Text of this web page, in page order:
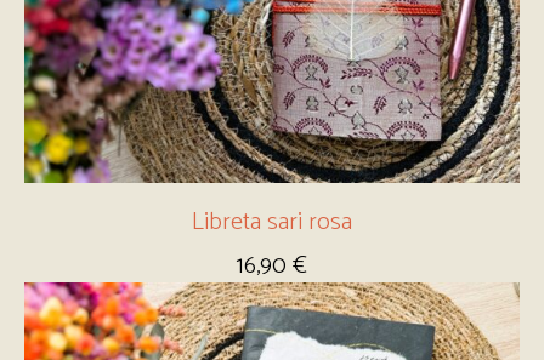
Libreta sari rosa
16,90€